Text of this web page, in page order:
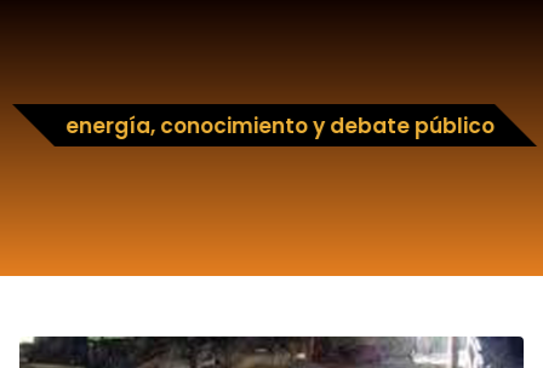
energía, conocimiento y debate público